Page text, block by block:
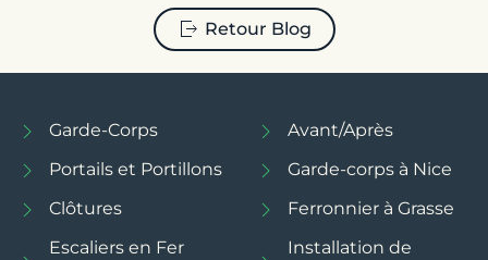
Retour Blog
Garde-Corps
Portails et Portillons
Clôtures
Escaliers en Fer
Avant/Après
Garde-corps à Nice
Ferronnier à Grasse
Installation de